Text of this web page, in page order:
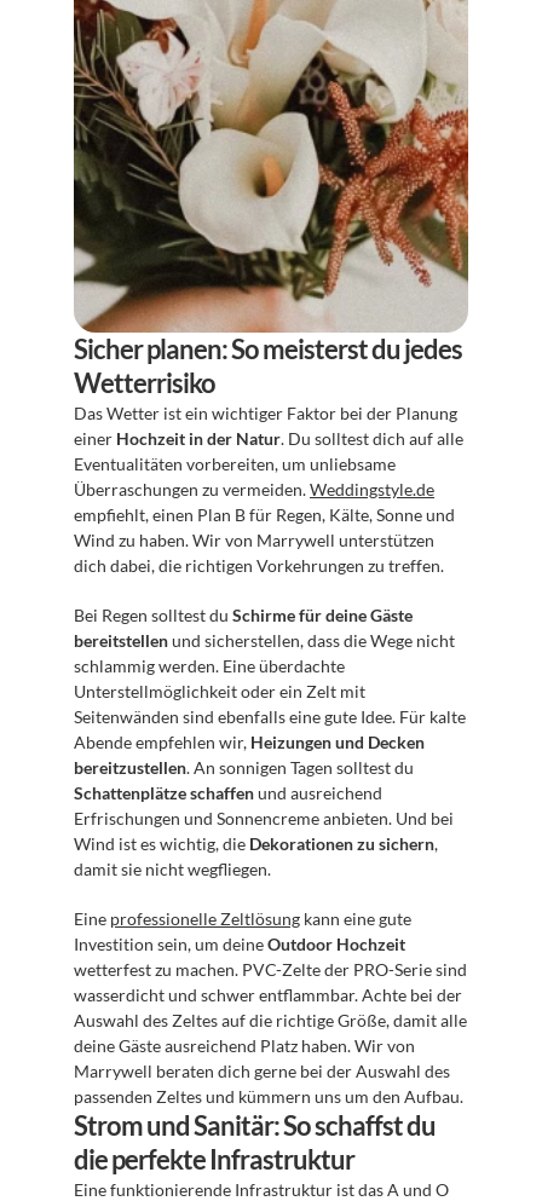
Sicher planen: So meisterst du jedes
Wetterrisiko
Das Wetter ist ein wichtiger Faktor bei der Planung
einer Hochzeit in der Natur. Du solltest dich auf alle
Eventualitäten vorbereiten, um unliebsame
Überraschungen zu vermeiden. Weddingstyle.de
empfiehlt, einen Plan B für Regen, Kälte, Sonne und
Wind zu haben. Wir von Marrywell unterstützen
dich dabei, die richtigen Vorkehrungen zu treffen.
Bei Regen solltest du Schirme für deine Gäste
bereitstellen und sicherstellen, dass die Wege nicht
schlammig werden. Eine überdachte
Unterstellmöglichkeit oder ein Zelt mit
Seitenwänden sind ebenfalls eine gute Idee. Für kalte
Abende empfehlen wir, Heizungen und Decken
bereitzustellen
Schattenplätze schaffen und ausreichend
Erfrischungen und Sonnencreme anbieten. Und bei
Wind ist es wichtig, die Dekorationen zu sichern,
damit sie nicht wegfliegen.
Eine professionelle Zeltlösung kann eine gute
Investition sein, um deine Outdoor Hochzeit
wetterfest zu machen. PVC-Zelte der PRO-Serie sind
wasserdicht und schwer entflammbar. Achte bei der
Auswahl des Zeltes auf die richtige Größe, damit alle
deine Gäste ausreichend Platz haben. Wir von
Marrywell beraten dich gerne bei der Auswahl des
passenden Zeltes und kümmern uns um den Aufbau.
Strom und Sanitär: So schaffst du
die perfekte Infrastruktur
Eine funktionierende Infrastruktur ist das A und O